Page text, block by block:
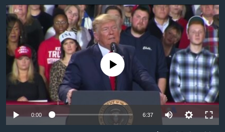
ကြည့်
ရန်
ပင်မ
အ
ညွန်း
စာမျက်နှာ
ကျော်
ကြည့်
မကြေးမုံရဲ့ အင်္ဂလိပ်စာ
ရုပ်ရှင်ထဲက အင်္ဂလိပ်စာ
သုတပဒေသာ အင်္ဂလိပ်စာ
ရေဒီယို
တီဗွီ
ရေဒီယိုနှင့်ရုပ်သံ အချက်အလက်များ
ရေဒီယို/တီဗွီအစီအစဉ်
Learning English
ဗွီအိုအေ လူမှုကွန်ယက်များ
No media source currently available
0:00 6:37